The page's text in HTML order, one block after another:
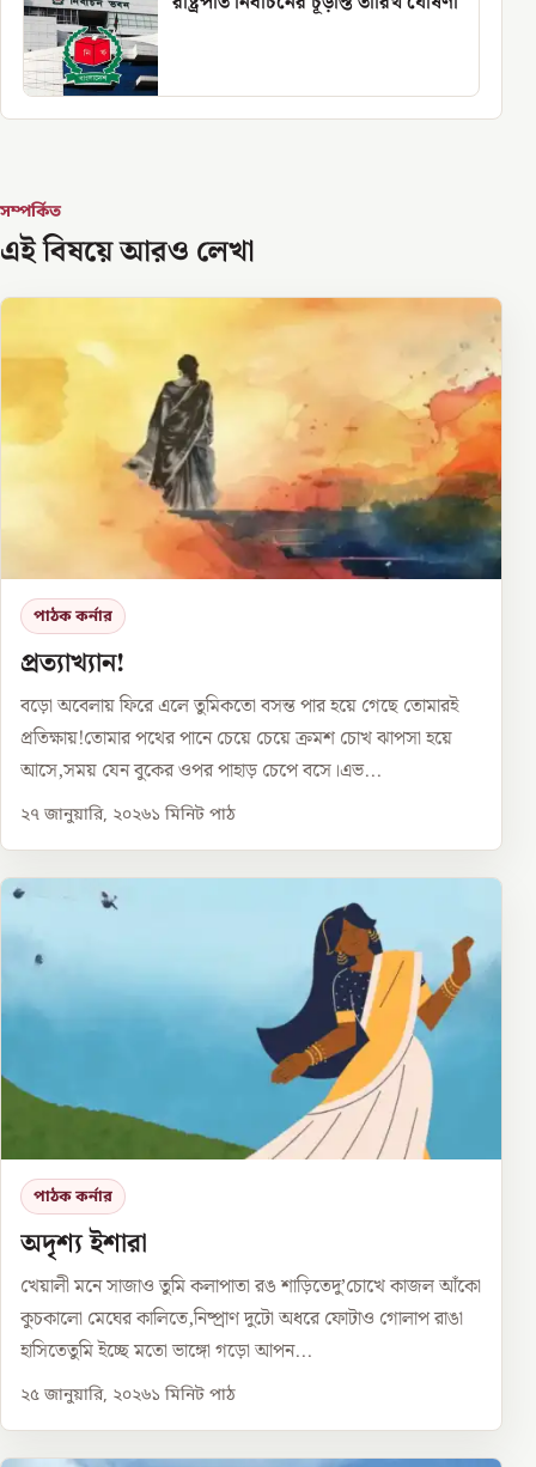
সম্পর্কিত
এই বিষয়ে আরও লেখা
পাঠক কর্নার
প্রত্যাখ্যান!
বড়ো অবেলায় ফিরে এলে তুমিকতো বসন্ত পার হয়ে গেছে তোমারই
প্রতিক্ষায়!তোমার পথের পানে চেয়ে চেয়ে ক্রমশ চোখ ঝাপসা হয়ে
আসে,সময় যেন বুকের ওপর পাহাড় চেপে বসে।এভ...
২৭ জানুয়ারি, ২০২৬১ মিনিট পাঠ
পাঠক কর্নার
অদৃশ্য ইশারা
খেয়ালী মনে সাজাও তুমি কলাপাতা রঙ শাড়িতেদু’চোখে কাজল আঁকো
কুচকালো মেঘের কালিতে,নিষ্প্রাণ দুটো অধরে ফোটাও গোলাপ রাঙা
হাসিতেতুমি ইচ্ছে মতো ভাঙ্গো গড়ো আপন...
২৫ জানুয়ারি, ২০২৬১ মিনিট পাঠ